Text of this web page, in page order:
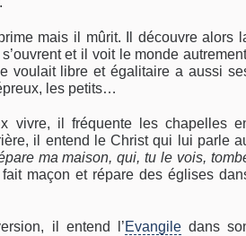
mais il mûrit. Il découvre alors
et il voit le monde
voulait libre et égalitaire a aussi
les petits…
vivre, il fréquente les chapelles
il entend le Christ qui lui parle
ma maison, qui, tu le vois,
maçon et répare des églises
il entend l’Evangiledans